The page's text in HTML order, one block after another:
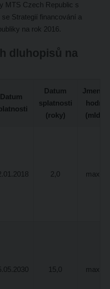
MTS Czech Republic s
Strategií financování a
na rok 2016.
dluhopisů na
Datum
Datum
splatnosti
(roky)
(mld
2,0 max.
15,0 max.